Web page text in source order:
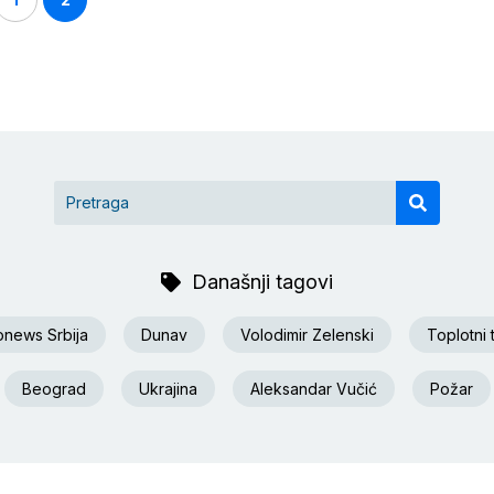
Današnji tagovi
Srbija Dunav Volodimir Zelenski Toplotni
Beograd Ukrajina Aleksandar Vučić Požar